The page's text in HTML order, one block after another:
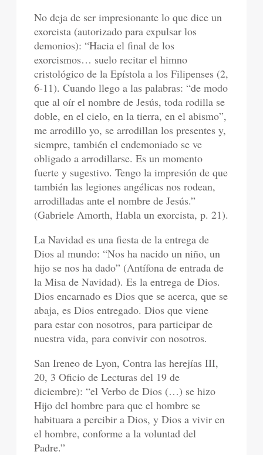
No deja de ser impresionante lo que dice un
exorcista (autorizado para expulsar los
demonios): “Hacia el final de los
exorcismos… suelo recitar el himno
cristológico de la Epístola a los Filipenses (2,
6-11). Cuando llego a las palabras: “de modo
que al oír el nombre de Jesús, toda rodilla se
doble, en el cielo, en la tierra, en el abismo”,
me arrodillo yo, se arrodillan los presentes y,
siempre, también el endemoniado se ve
obligado a arrodillarse. Es un momento
fuerte y sugestivo. Tengo la impresión de que
también las legiones angélicas nos rodean,
arrodilladas ante el nombre de Jesús.”
(Gabriele Amorth, Habla un exorcista, p. 21).
La Navidad es una fiesta de la entrega de
Dios al mundo: “Nos ha nacido un niño, un
hijo se nos ha dado” (Antífona de entrada de
la Misa de Navidad). Es la entrega de Dios.
Dios encarnado es Dios que se acerca, que se
abaja, es Dios entregado. Dios que viene
para estar con nosotros, para participar de
nuestra vida, para convivir con nosotros.
San Ireneo de Lyon, Contra las herejías III,
20, 3 Oficio de Lecturas del 19 de
diciembre): “el Verbo de Dios (…) se hizo
Hijo del hombre para que el hombre se
habituara a percibir a Dios, y Dios a vivir en
el hombre, conforme a la voluntad del
Padre.”